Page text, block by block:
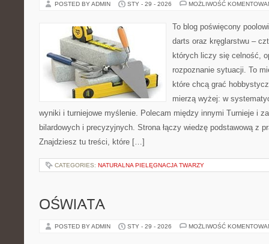
POSTED BY ADMIN STY - 29 - 2026 MOŻLIWOŚĆ
To blog poświęcony
darts oraz kręglarstwu –
których liczy się celność,
rozpoznanie sytuacji. To
które chcą grać
mierzą wyżej: w
wyniki i turniejowe myślenie. Polecam między innymi Turnieje i
bilardowych i precyzyjnych. Strona łączy wiedzę podstawową z
Znajdziesz tu treści, które […]
CATEGORIES: NATURALNA PIELĘGNACJA TWARZY
OŚWIATA
POSTED BY ADMIN STY - 29 - 2026 MOŻLIWOŚĆ